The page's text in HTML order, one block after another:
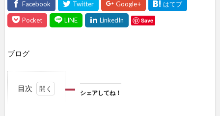
Save
ブログ
目次
シェアしてね！